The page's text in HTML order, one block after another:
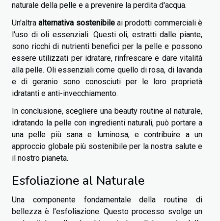
naturale della pelle e a prevenire la perdita d'acqua.
Un'altraalternativa sostenibileai prodotti commerciali è
l'uso di oli essenziali. Questi oli, estratti dalle piante,
sono ricchi di nutrienti benefici per la pelle e possono
essere utilizzati per idratare, rinfrescare e dare vitalità
alla pelle. Oli essenziali come quello di rosa, di lavanda
e di geranio sono conosciuti per le loro proprietà
idratanti e anti-invecchiamento.
In conclusione, scegliere una beauty routine al naturale,
idratando la pelle con ingredienti naturali, può portare a
una pelle più sana e luminosa, e contribuire a un
approccio globale più sostenibile per la nostra salute e
il nostro pianeta.
Esfoliazione al Naturale
Una componente fondamentale della routine di
bellezza è l'esfoliazione. Questo processo svolge un